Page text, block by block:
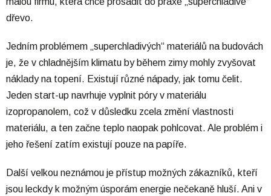
dřevo.
Jedním problémem „superchladivých“ materiálů na budovách
je, že v chladnějším klimatu by během zimy mohly zvyšovat
náklady na topení. Existují různé nápady, jak tomu čelit.
Jeden start-up navrhuje vyplnit póry v materiálu
izopropanolem, což v důsledku zcela změní vlastnosti
materiálu, a ten začne teplo naopak pohlcovat. Ale problém i
jeho řešení zatím existují pouze na papíře.
Další velkou neznámou je přístup možných zákazníků, kteří
jsou leckdy k možným úsporám energie nečekaně hluší. Ani v